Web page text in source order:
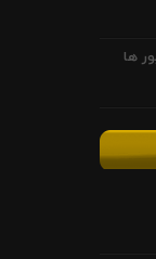
ها